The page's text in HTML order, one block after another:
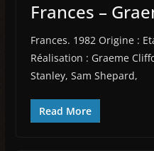
Frances –
Frances. 1982 Origine :
Réalisation : Graeme
Stanley, Sam Shepard,
Read More